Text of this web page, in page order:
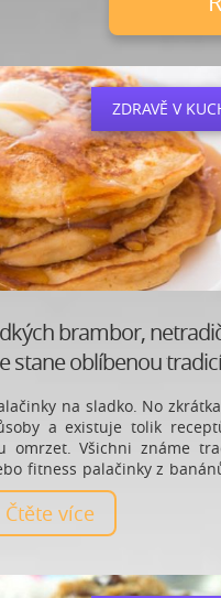
ZDRAVĚ V
brambor,
stane oblíbenou tradicí
na sladko. No
a existuje tolik
omrzet. Všichni známe
fitness palačinky z
ze sladkých
Čtěte více